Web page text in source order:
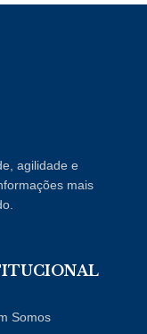
agilidade e
mais
Somos